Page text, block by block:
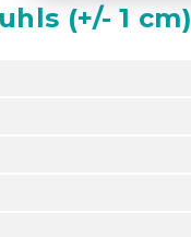
(+/- 1 cm)